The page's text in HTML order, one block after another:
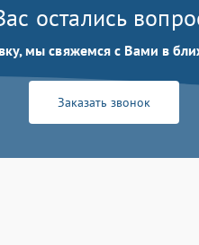
остались
мы свяжемся с Вами в
Заказать звонок